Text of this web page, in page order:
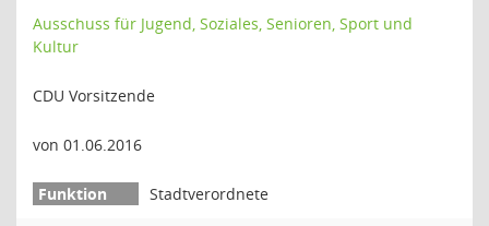
Ausschuss für Jugend, Soziales, Senioren, Sport und
Kultur
CDU Vorsitzende
von 01.06.2016
Stadtverordnete